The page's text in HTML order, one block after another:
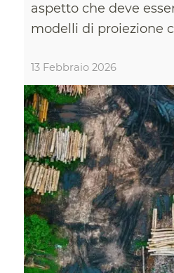
aspetto che deve
modelli di proiezione
13 Febbraio 2026